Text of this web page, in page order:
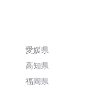
愛媛県
高知県
福岡県